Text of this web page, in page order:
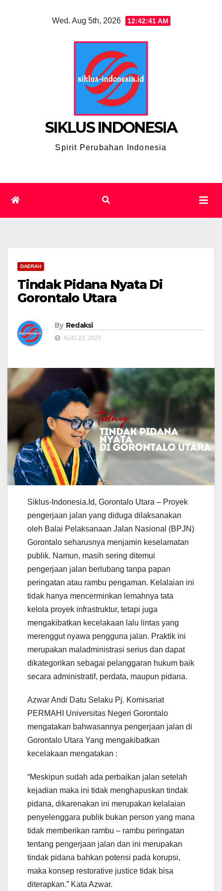
Wed. Aug 5th, 2026 12:42:42 AM
SIKLUS INDONESIA
Spirit Perubahan Indonesia
DAERAH
Tindak Pidana Nyata Di
Gorontalo Utara
By Redaksi
AUG 23, 2025
Siklus-Indonesia.Id, Gorontalo Utara – Proyek
pengerjaan jalan yang diduga dilaksanakan
oleh Balai Pelaksanaan Jalan Nasional (BPJN)
Gorontalo seharusnya menjamin keselamatan
publik. Namun, masih sering ditemui
pengerjaan jalan berlubang tanpa papan
peringatan atau rambu pengaman. Kelalaian ini
tidak hanya mencerminkan lemahnya tata
kelola proyek infrastruktur, tetapi juga
mengakibatkan kecelakaan lalu lintas yang
merenggut nyawa pengguna jalan. Praktik ini
merupakan maladministrasi serius dan dapat
dikategorikan sebagai pelanggaran hukum baik
secara administratif, perdata, maupun pidana.
Azwar Andi Datu Selaku Pj. Komisariat
PERMAHI Universitas Negeri Gorontalo
mengatakan bahwasannya pengerjaan jalan di
Gorontalo Utara Yang mengakibatkan
kecelakaan mengatakan :
“Meskipun sudah ada perbaikan jalan setelah
kejadian maka ini tidak menghapuskan tindak
pidana, dikarenakan ini merupakan kelalaian
penyelenggara publik bukan person yang mana
tidak memberikan rambu – rambu peringatan
tentang pengerjaan jalan dan ini merupakan
tindak pidana bahkan potensi pada korupsi,
maka konsep restorative justice tidak bisa
diterapkan.” Kata Azwar.